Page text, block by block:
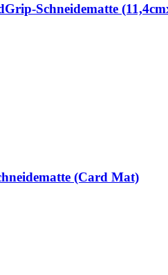
Schneidematte
(Card Mat)